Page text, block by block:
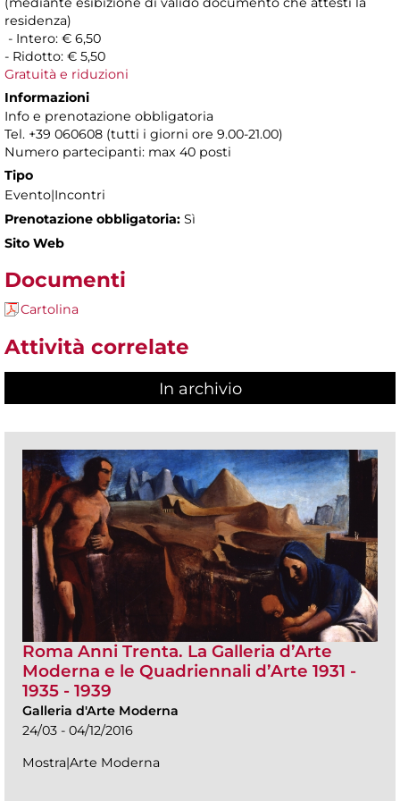
residenza)
- Intero: € 6,50
- Ridotto: € 5,50
Gratuità e riduzioni
Informazioni
Info e prenotazione obbligatoria
Tel. +39 060608 (tutti i giorni ore 9.00-21.00)
Numero partecipanti: max 40 posti
Tipo
Evento|Incontri
Prenotazione obbligatoria: Sì
Sito Web
Documenti
Cartolina
Attività correlate
In archivio
Roma Anni Trenta. La Galleria d’Arte
Moderna e le Quadriennali d’Arte 1931 -
1935 - 1939
Galleria d'Arte Moderna
24/03 - 04/12/2016
Mostra|Arte Moderna